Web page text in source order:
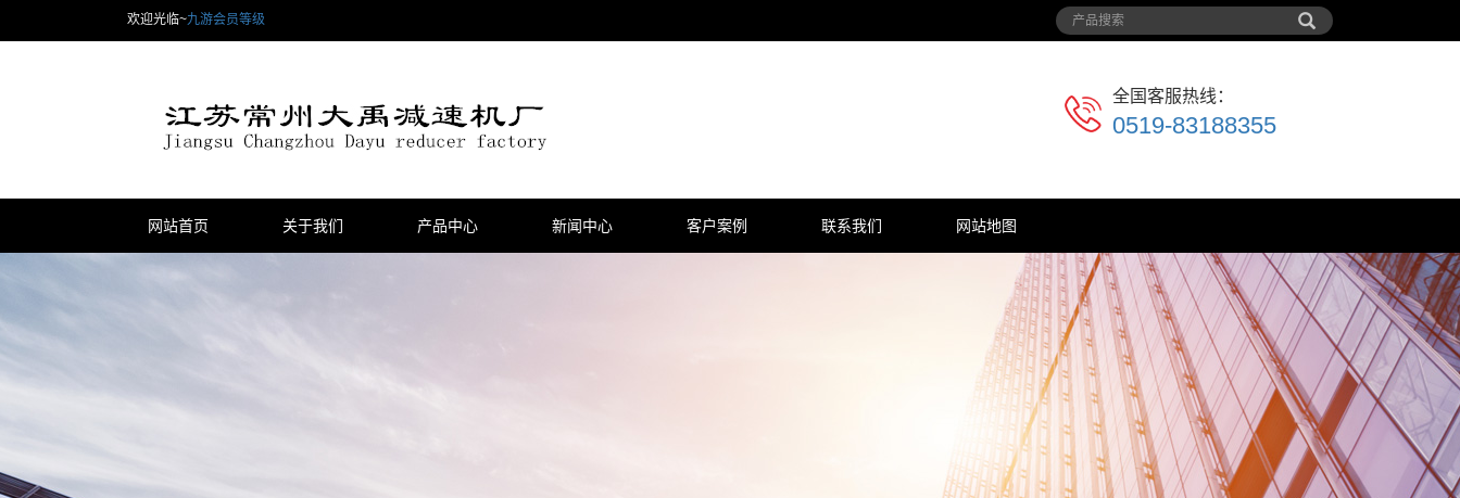
欢迎光临~九游会员等级
全国客服热线：
0519-83188355
网站首页 关于我们 产品中心 新闻中心 客户案例 联系我们 网站地图